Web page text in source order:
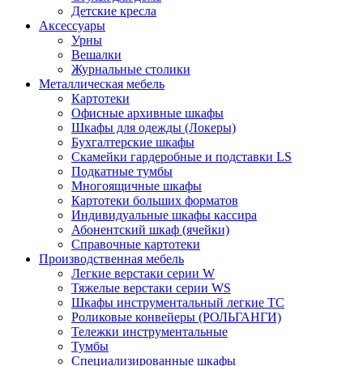
Детские кресла
Аксессуары
Урны
Вешалки
Журнальные столики
Металлическая мебель
Картотеки
Офисные архивные шкафы
Шкафы для одежды (Локеры)
Бухгалтерские шкафы
Скамейки гардеробные и подставки LS
Подкатные тумбы
Многоящичные шкафы
Картотеки больших форматов
Индивидуальные шкафы кассира
Абонентский шкаф (ячейки)
Справочные картотеки
Производственная мебель
Легкие верстаки серии W
Тяжелые верстаки серии WS
Шкафы инструментальный легкие ТС
Роликовые конвейеры (РОЛЬГАНГИ)
Тележки инструментальные
Тумбы
Специализированные шкафы